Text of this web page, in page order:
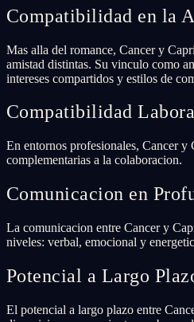
Compatibilidad en la
Mas alla del romance, Cancer y
amistad distintas. Su vinculo como
intereses compartidos y estilos de
Compatibilidad
En entornos profesionales, Cancer y
complementarias a la colaboracion.
Comunicacion en
La comunicacion entre Cancer y
niveles: verbal, emocional y
Potencial a Largo
El potencial a largo plazo entre